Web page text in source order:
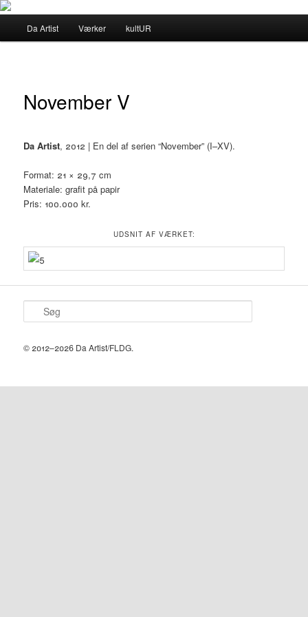
Fortsæt
primært
Da Artist Værker kultUR
November V
Da Artist, 2012 | En del af serien “November” (I–XV).
Format: 21 × 29,7 cm
Materiale: grafit på papir
Pris: 100.000 kr.
UDSNIT AF VÆRKET:
ø
© 2012–2026 Da Artist/FLDG.